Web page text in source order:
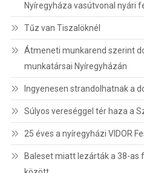
Nyíregyháza vasútvonal nyári
Tűz van Tiszalöknél
Átmeneti munkarend szerint
munkatársai Nyíregyházán
Ingyenesen strandolhatnak a
Súlyos vereséggel tér haza a
25 éves a nyíregyházi VIDOR
Baleset miatt lezárták a 38-as